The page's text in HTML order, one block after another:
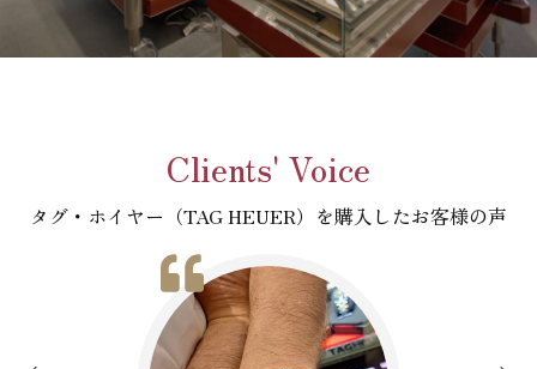
Clients' Voice
タグ・ホイヤー（TAG HEUER）を購入したお客様の声